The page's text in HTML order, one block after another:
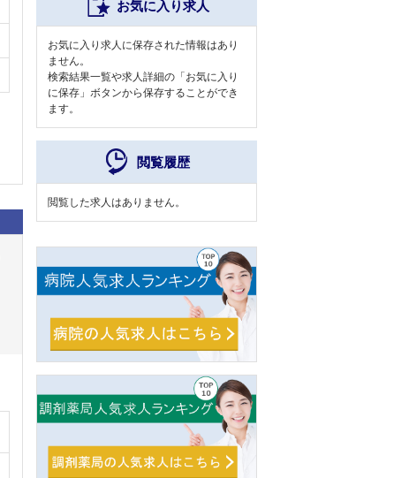
お気に入り求人
お気に入り求人に保存された情報はあり
ません。
検索結果一覧や求人詳細の「お気に入り
に保存」ボタンから保存することができ
ます。
閲覧履歴
閲覧した求人はありません。